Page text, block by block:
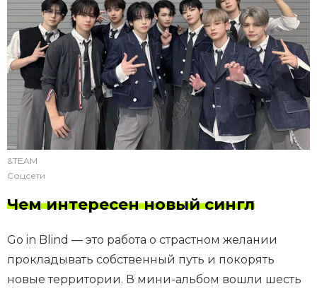
&TEAM
Соцсети
Чем интересен новый сингл
Go in Blind — это работа о страстном желании
прокладывать собственный путь и покорять
новые территории. В мини-альбом вошли шесть